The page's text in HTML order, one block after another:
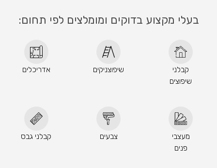
בעלי מקצוע בדוקים ומומלצים לפי תחום:
קבלני
שיפוצים
שיפוצניקים אדריכלים
מעצבי
פנים
צבעים קבלני גבס